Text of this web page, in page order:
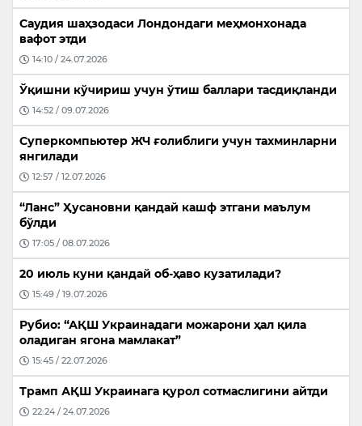
Саудия шаҳзодаси Лондондаги меҳмонхонада
вафот этди
14:10 / 24.07.2026
Ўқишни кўчириш учун ўтиш баллари тасдиқланди
14:52 / 09.07.2026
Суперкомпьютер ЖЧ ғолиблиги учун тахминларни
янгилади
12:57 / 12.07.2026
“Ланс” Ҳусановни қандай кашф этгани маълум
бўлди
17:05 / 08.07.2026
20 июль куни қандай об-ҳаво кузатилади?
15:49 / 19.07.2026
Рубио: “АҚШ Украинадаги можарони ҳал қила
оладиган ягона мамлакат”
15:45 / 22.07.2026
Трамп АҚШ Украинага қурол сотмаслигини айтди
22:24 / 24.07.2026